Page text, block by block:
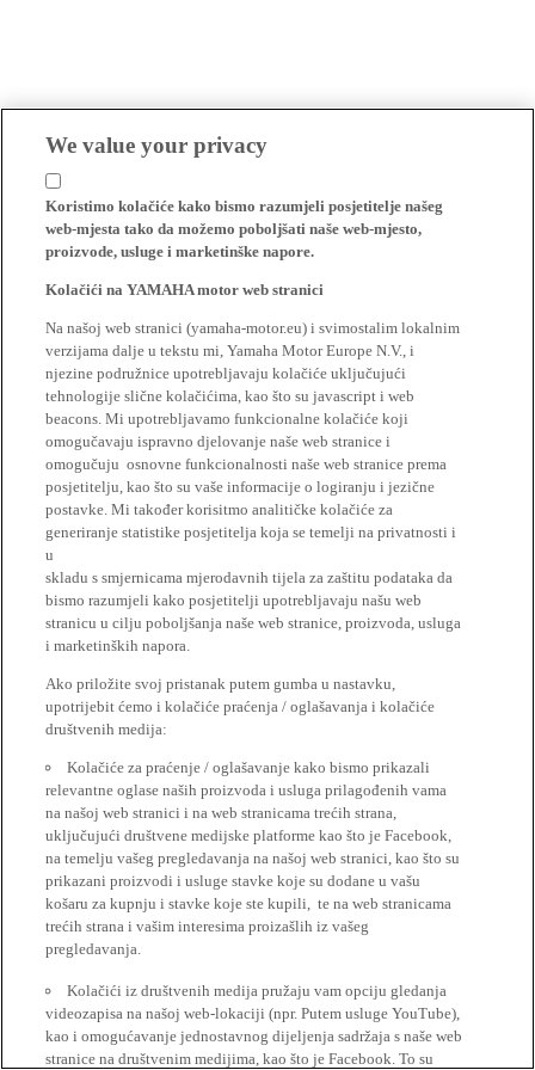
We value your privacy
Koristimo kolačiće kako bismo razumjeli posjetitelje našeg
web-mjesta tako da možemo poboljšati naše web-mjesto,
proizvode, usluge i marketinške napore.
Kolačići na YAMAHA motor web stranici
Na našoj web stranici (yamaha-motor.eu) i svimostalim lokalnim
verzijama dalje u tekstu mi, Yamaha Motor Europe N.V., i
njezine podružnice upotrebljavaju kolačiće uključujući
tehnologije slične kolačićima, kao što su javascript i web
beacons. Mi upotrebljavamo funkcionalne kolačiće koji
omogučavaju ispravno djelovanje naše web stranice i
omogučuju osnovne funkcionalnosti naše web stranice prema
posjetitelju, kao što su vaše informacije o logiranju i jezične
postavke. Mi također korisitmo analitičke kolačiće za
generiranje statistike posjetitelja koja se temelji na privatnosti i
u
skladu s smjernicama mjerodavnih tijela za zaštitu podataka da
bismo razumjeli kako posjetitelji upotrebljavaju našu web
stranicu u cilju poboljšanja naše web stranice, proizvoda, usluga
i marketinških napora.
Ako priložite svoj pristanak putem gumba u nastavku,
upotrijebit ćemo i kolačiće praćenja / oglašavanja i kolačiće
društvenih medija:
Kolačiće za praćenje / oglašavanje kako bismo prikazali
relevantne oglase naših proizvoda i usluga prilagođenih vama
na našoj web stranici i na web stranicama trećih strana,
uključujući društvene medijske platforme kao što je Facebook,
na temelju vašeg pregledavanja na našoj web stranici, kao što su
prikazani proizvodi i usluge stavke koje su dodane u vašu
košaru za kupnju i stavke koje ste kupili, te na web stranicama
trećih strana i vašim interesima proizašlih iz vašeg
pregledavanja.
Kolačići iz društvenih medija pružaju vam opciju gledanja
videozapisa na našoj web-lokaciji (npr. Putem usluge YouTube),
kao i omogućavanje jednostavnog dijeljenja sadržaja s naše web
stranice na društvenim medijima, kao što je Facebook. To su